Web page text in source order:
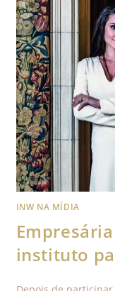
INW NA MÍDIA
instituto